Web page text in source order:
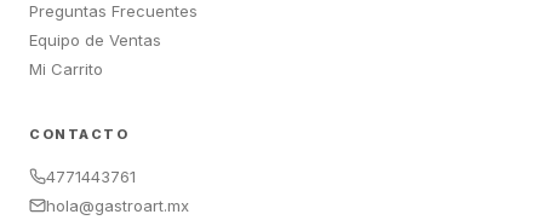
Preguntas Frecuentes
Equipo de Ventas
Mi Carrito
CONTACTO
4771443761
hola@gastroart.mx